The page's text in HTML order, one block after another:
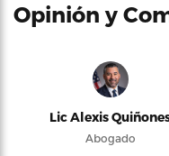
Opinión y
Lic Alexis
Abogado